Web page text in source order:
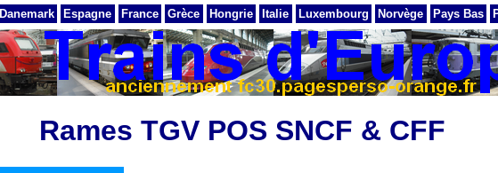
Danemark Espagne France Grèce Hongrie Italie Luxembourg Norvège Pays Bas
Rames TGV POS SNCF & CFF